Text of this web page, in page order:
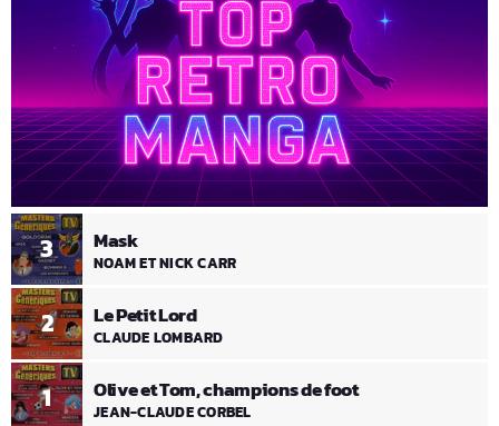
1 Olive et Tom, champions de foot
JEAN-CLAUDE CORBEL
2 Le Petit Lord
CLAUDE LOMBARD
3 Mask
NOAM ET NICK CARR